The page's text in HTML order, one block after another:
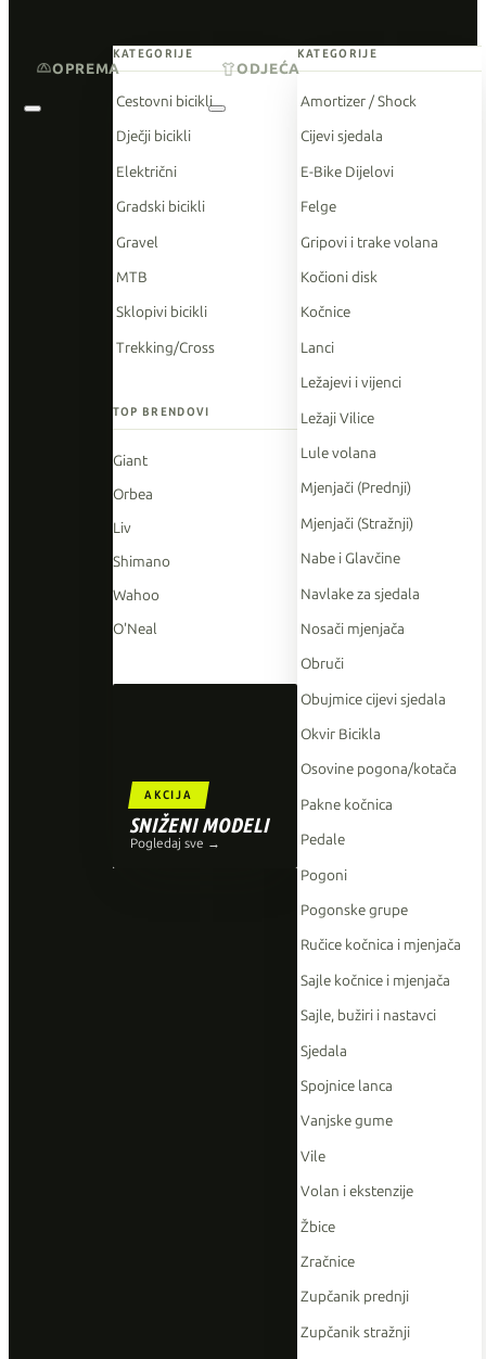
KATEGORIJE
Cestovni bicikli
Dječji bicikli
Električni
Gradski bicikli
Gravel
MTB
Sklopivi bicikli
Trekking/Cross
TOP BRENDOVI
Giant
Orbea
Liv
Shimano
Wahoo
O'Neal
AKCIJA
SNIŽENI MODELI
Pogledaj sve →
KATEGORIJE
Amortizer / Shock
Cijevi sjedala
E-Bike Dijelovi
Felge
Gripovi i trake volana
Kočioni disk
Kočnice
Lanci
Ležajevi i vijenci
Ležaji Vilice
Lule volana
Mjenjači (Prednji)
Mjenjači (Stražnji)
Nabe i Glavčine
Navlake za sjedala
Nosači mjenjača
Obruči
Obujmice cijevi sjedala
Okvir Bicikla
Osovine pogona/kotača
Pakne kočnica
Pedale
Pogoni
Pogonske grupe
Ručice kočnica i mjenjača
Sajle kočnice i mjenjača
Sajle, bužiri i nastavci
Sjedala
Spojnice lanca
Vanjske gume
Vile
Volan i ekstenzije
Žbice
Zračnice
Zupčanik prednji
Zupčanik stražnji
OPREMA ODJEĆA